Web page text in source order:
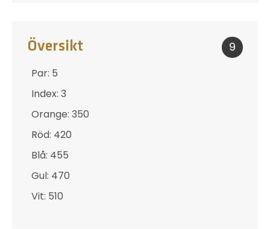
Översikt 9
Par: 5
Index: 3
Orange: 350
Röd: 420
Blå: 455
Gul: 470
Vit: 510